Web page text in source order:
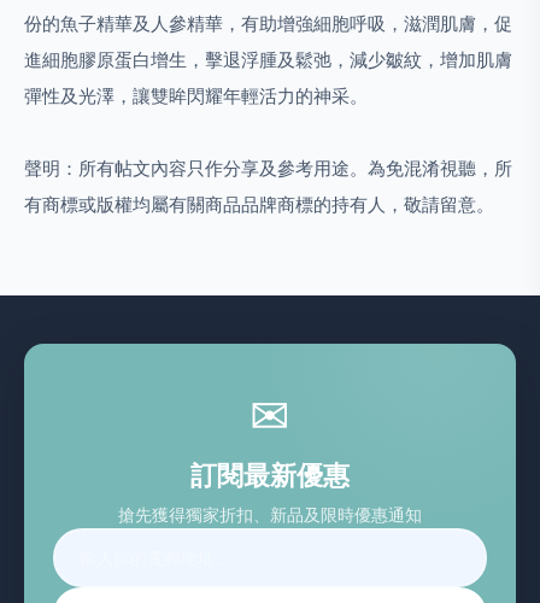
份的魚子精華及人參精華，有助增強細胞呼吸，滋潤肌膚，促
進細胞膠原蛋白增生，擊退浮腫及鬆弛，減少皺紋，增加肌膚
彈性及光澤，讓雙眸閃耀年輕活力的神采。
聲明：所有帖文內容只作分享及參考用途。為免混淆視聽，所
有商標或版權均屬有關商品品牌商標的持有人，敬請留意。
✉
訂閱最新優惠
搶先獲得獨家折扣、新品及限時優惠通知